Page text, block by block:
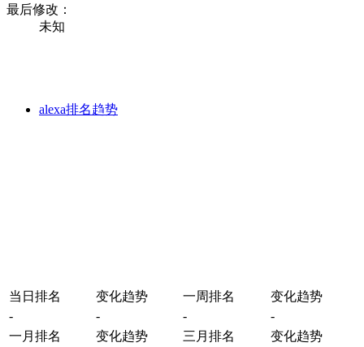
最后修改：
未知
alexa排名趋势
当日排名 变化趋势 一周排名
变化趋势
-
- -
-
一月排名
变化趋势 三月排名
变化趋势